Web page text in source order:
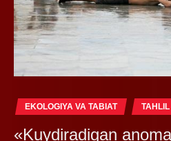
EKOLOGIYA VA TABIAT TAHLIL
«Kuydiradigan